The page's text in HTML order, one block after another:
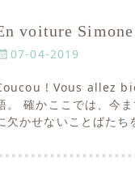
voiture
07-04-2019
! Vous allez
。 確かここでは、今
欠かせないことばたち